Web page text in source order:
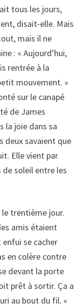
tous les jours,
disait-elle. Mais
mais il ne
: « Aujourd’hui,
rentrée à la
mouvement. »
sur le canapé
de James
la joie dans sa
deux savaient que
Elle vient par
soleil entre les
trentième jour.
amis étaient
enfui se cacher
en colère contre
devant la porte
prêt à sortir. Ça a
au bout du fil. «